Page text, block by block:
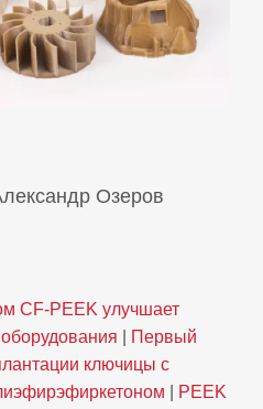
Озеров
CF‑PEEK улучшает
Первый
ключицы с
PEEK